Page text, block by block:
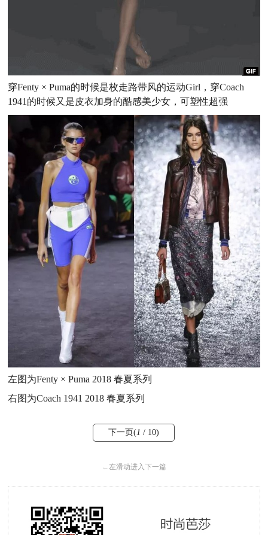
穿Fenty × Puma的时候是枚走路带风的运动Girl，穿Coach
1941的时候又是皮衣加身的酷感美少女，可塑性超强
左图为Fenty × Puma 2018 春夏系列
右图为Coach 1941 2018 春夏系列
下一页(1 / 10)
← 左滑动进入下一篇